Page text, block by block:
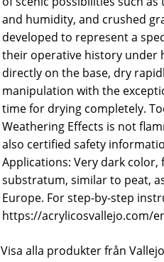
and humidity, and crushed
developed to represent a
their operative history under
directly on the base, dry
manipulation with the
time for drying completely.
Weathering Effects is not
also certified safety
Applications: Very dark
substratum, similar to peat,
Europe. For step-by-step
https://acrylicosvallejo.com/
Visa alla produkter från Vallejo